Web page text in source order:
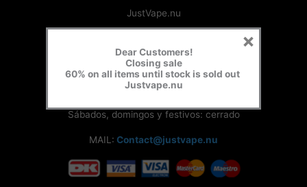
JustVape.nu
Horario de apertura:
Lunes – Viernes – 09:00 – 17:00
Sábados, domingos y festivos: cerrado
MAIL: Contact@justvape.nu
Dear Customers!
Closing sale
60% on all items until stock is sold out
Justvape.nu
×